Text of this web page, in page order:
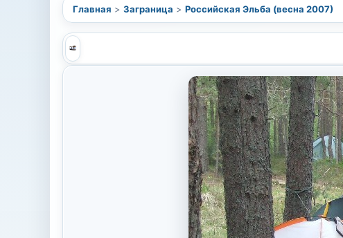
Главная > Заграница > Российская Эльба (весна 2007)